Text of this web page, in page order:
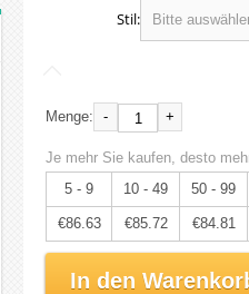
Stil:
Menge: - +
Je mehr Sie kaufen, desto
5 - 9
10 - 49 50 - 99
€86.63 €85.72 €84.81
In den